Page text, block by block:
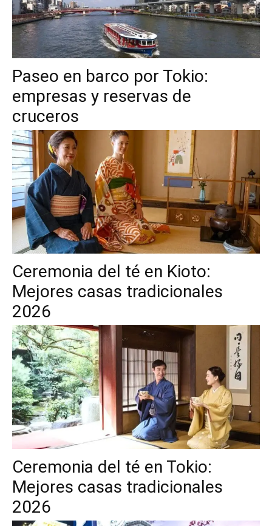
Paseo en barco por Tokio:
empresas y reservas de
cruceros
Ceremonia del té en Kioto:
Mejores casas tradicionales
2026
Ceremonia del té en Tokio:
Mejores casas tradicionales
2026